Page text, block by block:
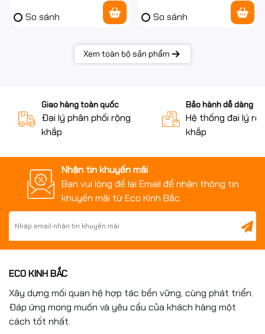
4. Kiểm tra khả năng chịu tải
Khả năng chịu tải phụ thuộc vào:
Chiều dày mặt bàn.
Hệ thống gân tăng cứng.
Kết cấu tổng thể.
Đối với các nhà máy chế tạo máy hoặc năng lượng, đây là yếu
tố cần được tính toán ngay từ giai đoạn thiết kế.
So sánh So sánh
Xem toàn bộ sản phẩm
Giao hàng toàn quốc
Đại lý phân phối rộng
khắp
Bảo hành dễ dàng
Hệ thống đại lý
khắp
Nhận tin khuyến mãi
Bạn vui lòng để lại Email để nhận thông tin
khuyến mãi từ Eco Kinh Bắc.
ECO KINH BẮC
Xây dựng mối quan hệ hợp tác bền vững, cùng phát triển.
Đáp ứng mong muốn và yêu cầu của khách hàng một
cách tốt nhất.